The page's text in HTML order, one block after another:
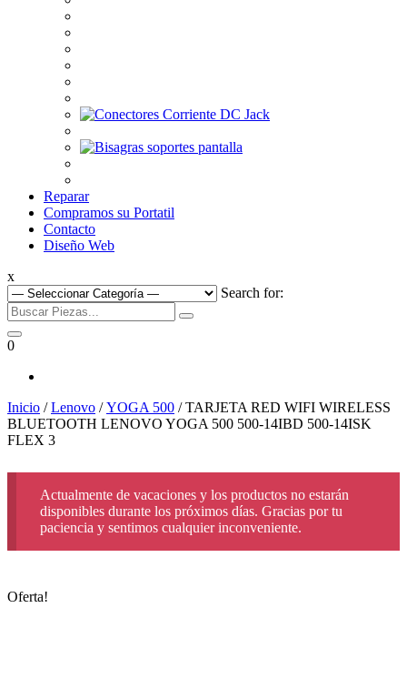
Reparar
Compramos su Portatil
Contacto
Diseño Web
x
Search for:
0
Inicio /Lenovo /YOGA 500 / TARJETA RED WIFI WIRELESS
BLUETOOTH LENOVO YOGA 500 500-14IBD 500-14ISK
FLEX 3
Actualmente de vacaciones y los productos no estarán
disponibles durante los próximos días. Gracias por tu
paciencia y sentimos cualquier inconveniente.
Oferta!